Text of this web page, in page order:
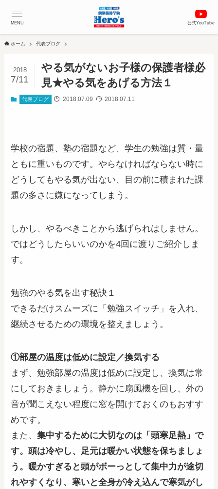
公式YouTube
MENU
ホーム 代表ブログ
やる気がないお子様の保護者様必
見★やる気をあげる方法１
2018
7/11
代表ブログ 2018.07.09 2018.07.11
学校の宿題、塾の宿題など、学生の勉強は質・量
ともに重いものです。やらなければならない時に
どうしてもやる気が出ない、目の前に積まれた課
題の多さに嫌になってしまう。
しかし、やるべきことから逃げられはしません。
ではどうしたらいいのかを4回に渡りご紹介しま
す。
勉強のやる気を出す秘訣１
できるだけスムーズに「勉強スイッチ」を入れ、
継続させるための環境を整えましょう。
①部屋の温度は低めに設定／換気する
まず、勉強部屋の温度は低めに設定し、換気は常
にしておきましょう。静かに扇風機を回し、外の
音が聞こえない程度に窓を開けておくのもおすす
めです。
また、集中するために大切なのは「頭寒足熱」で
す。頭は冷やし、足元は暖かい状態を保ちましょ
う。暖かすぎると頭がボーっとして集中力が途切
れやすくなり、寒いと全身が冷え込んで寒気がし